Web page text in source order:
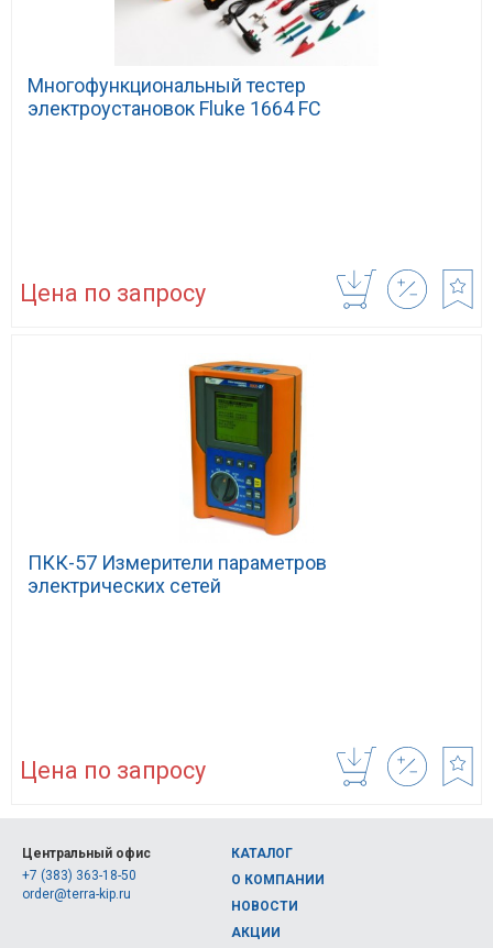
Многофункциональный тестер
электроустановок Fluke 1664 FC
Цена по запросу
ПКК-57 Измерители параметров
электрических сетей
Цена по запросу
Центральный офис
+7 (383) 363-18-50
order@terra-kip.ru
КАТАЛОГ
О КОМПАНИИ
НОВОСТИ
АКЦИИ